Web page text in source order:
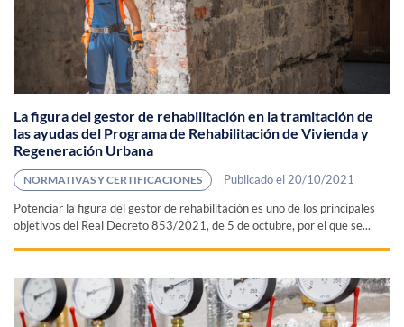
La figura del gestor de rehabilitación en la tramitación de
las ayudas del Programa de Rehabilitación de Vivienda y
Regeneración Urbana
NORMATIVAS Y CERTIFICACIONES
Publicado el 20/10/2021
Potenciar la figura del gestor de rehabilitación es uno de los principales
objetivos del Real Decreto 853/2021, de 5 de octubre, por el que se...